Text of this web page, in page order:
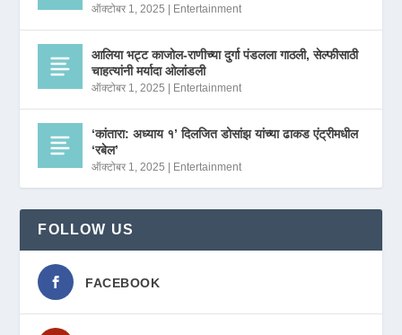
ऑक्टोबर 1, 2025 | Entertainment
आलिया भट्ट काजोल-राणीच्या दुर्गा पंडलला गाठली, सेल्फीसाठी
चाहत्यांनी मर्यादा ओलांडली
ऑक्टोबर 1, 2025 | Entertainment
‘कांतारा: अध्याय १’ दिलजित डोसांझ यांच्या ढाकड एंट्रीमधील
‘रबेल’
ऑक्टोबर 1, 2025 | Entertainment
FOLLOW US
FACEBOOK